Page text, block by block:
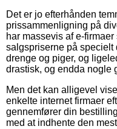
Det er jo efterhånden
prissammenligning på
har massevis af e-
salgspriserne på specielt
drenge og piger, og
drastisk, og endda nogle
Men det kan alligevel
enkelte internet firmaer
gennemfører din
med at indhente den